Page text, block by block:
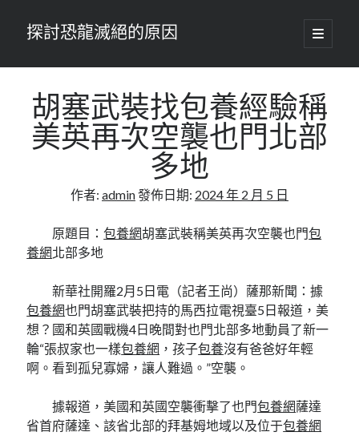
探討恐龍滅絕的原因
開
啟
要
單
胡塞武裝找包養經驗稱
美英再次空襲也門北部
多地
作者: admin發佈日期: 2024 年 2 月 5 日
原題目：包養網胡塞武裝稱美英再次空襲也門包
養網北部多地
新華社開羅2月5日電（記者王尚）薩那新聞：據
包養網也門胡塞武裝把持的馬西拉電視臺5日報道，美
想？國和英國戰機4日晚間對也門北部多地動員了新一
輪“張叔家也一樣包養網 ，孩子包養沒有爸爸好年輕
啊。看到孤兒寡婦，讓人難過。”空襲。
據報道，美國和英國空襲衝擊了也門包養網薩達
省首府薩達、該省北部的拜基姆地域以及位于包養網